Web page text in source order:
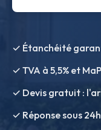
✓ Étanchéité
✓ TVA à 5,5% et
✓ Devis gratuit :
✓ Réponse sous